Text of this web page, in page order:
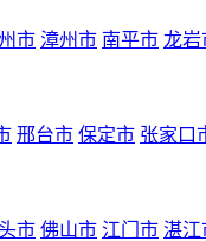
市 漳州市 南平市 龙岩
邢台市 保定市 张家口
市 佛山市 江门市 湛江